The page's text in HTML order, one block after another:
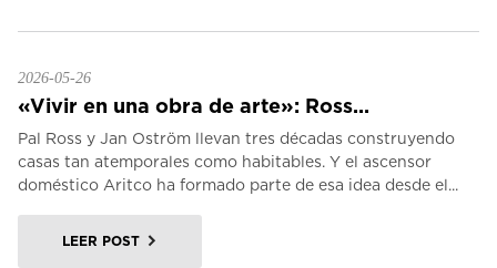
2026-05-26
«Vivir en una obra de arte»: Ross...
Pal Ross y Jan Oström llevan tres décadas construyendo
casas tan atemporales como habitables. Y el ascensor
doméstico Aritco ha formado parte de esa idea desde el...
LEER POST